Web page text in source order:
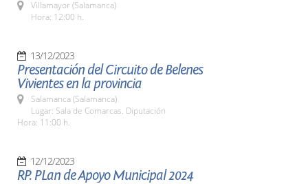
Villamayor (Salamanca)
Hora: 12:00 h.
13/12/2023
Presentación del Circuito de Belenes
Vivientes en la provincia
Salamanca (Salamanca)
Lugar: Sala de Comarcas. Diputación
Hora: 11:00 h.
12/12/2023
RP. PLan de Apoyo Municipal 2024